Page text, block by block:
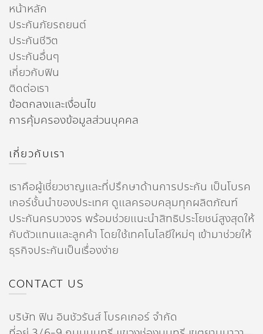
หน้าหลัก
ประกันภัยรถยนต์
ประกันชีวิต
ประกันอื่นๆ
เกี่ยวกับฟิน
ติดต่อเรา
ข้อตกลงและเงื่อนไข
การคุ้มครองข้อมูลส่วนบุคคล
เกี่ยวกับเรา
เราคือผู้เชี่ยวชาญและที่ปรึกษาด้านการประกัน เป็นโบรค
เกอร์ชั้นนำของประเทศ ดูแลครอบคลุมทุกผลิตภัณฑ์
ประกันครบวงจร พร้อมช่วยแนะนำสิทธิประโยชน์สูงสุดให้
กับตัวแทนและลูกค้า โดยใช้เทคโนโลยีใหม่ๆ เข้ามาช่วยให้
ธุรกิจประกันเป็นเรื่องง่าย
CONTACT US
บริษัท ฟิน อินชัวรันส์ โบรคเกอร์ จำกัด